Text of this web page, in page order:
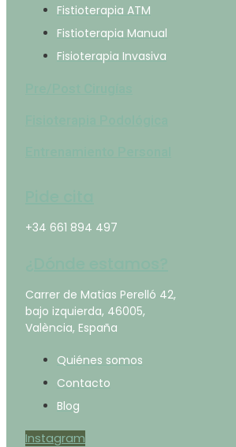
Fistioterapia ATM
Fistioterapia Manual
Fisioterapia Invasiva
+34 661 894 497
Carrer de Matias Perelló 42,
bajo izquierda, 46005,
València, España
Quiénes somos
Contacto
Blog
Instagram